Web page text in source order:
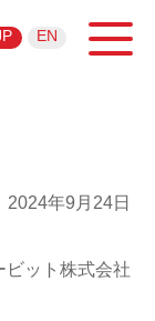
EN
2024年9月24日
ビット株式会社